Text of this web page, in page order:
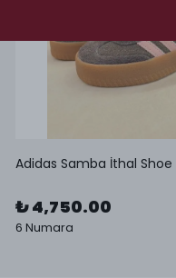
Adidas Samba İthal Shoe
₺ 4,750.00
6 Numara